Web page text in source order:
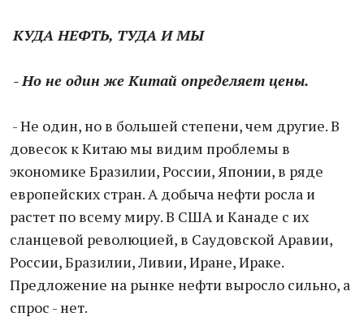
КУДА НЕФТЬ, ТУДА И МЫ
- Но не один же Китай определяет цены.
- Не один, но в большей степени, чем другие. В
довесок к Китаю мы видим проблемы в
экономике Бразилии, России, Японии, в ряде
европейских стран. А добыча нефти росла и
растет по всему миру. В США и Канаде с их
сланцевой революцией, в Саудовской Аравии,
России, Бразилии, Ливии, Иране, Ираке.
Предложение на рынке нефти выросло сильно, а
спрос - нет.